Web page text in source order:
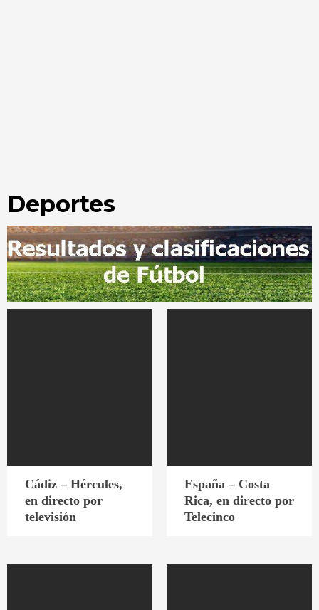
Deportes
Cádiz – Hércules,
en directo por
televisión
España – Costa
Rica, en directo por
Telecinco